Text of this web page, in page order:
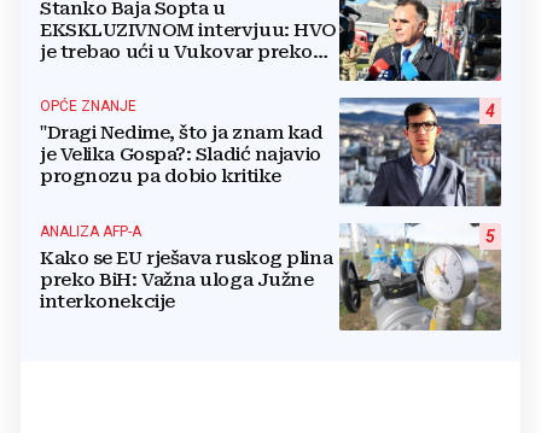
Stanko Baja Sopta u
EKSKLUZIVNOM intervjuu: HVO
je trebao ući u Vukovar preko
Bršadina
4
OPĆE ZNANJE
"Dragi Nedime, što ja znam kad
je Velika Gospa?: Sladić najavio
prognozu pa dobio kritike
5
ANALIZA AFP-A
Kako se EU rješava ruskog plina
preko BiH: Važna uloga Južne
interkonekcije